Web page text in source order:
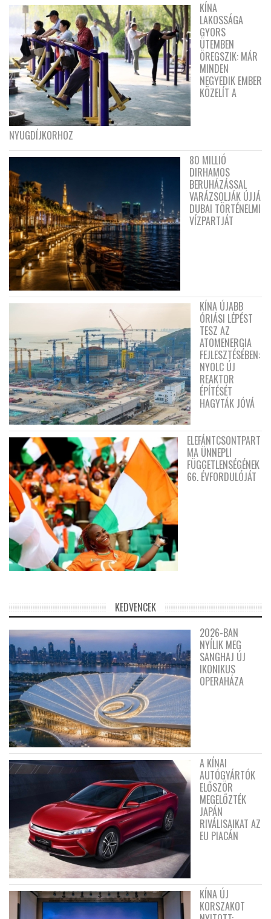
KÍNA
LAKOSSÁGA
GYORS
ÜTEMBEN
ÖREGSZIK: MÁR
MINDEN
NEGYEDIK EMBER
KÖZELÍT A
NYUGDÍJKORHOZ
80 MILLIÓ
DIRHAMOS
BERUHÁZÁSSAL
VARÁZSOLJÁK ÚJJÁ
DUBAI TÖRTÉNELMI
VÍZPARTJÁT
KÍNA ÚJABB
ÓRIÁSI LÉPÉST
TESZ AZ
ATOMENERGIA
FEJLESZTÉSÉBEN:
NYOLC ÚJ
REAKTOR
ÉPÍTÉSÉT
HAGYTÁK JÓVÁ
ELEFÁNTCSONTPART
MA ÜNNEPLI
FÜGGETLENSÉGÉNEK
66. ÉVFORDULÓJÁT
KEDVENCEK
2026-BAN
NYÍLIK MEG
SANGHAJ ÚJ
IKONIKUS
OPERAHÁZA
A KÍNAI
AUTÓGYÁRTÓK
ELŐSZÖR
MEGELŐZTÉK
JAPÁN
RIVÁLISAIKAT AZ
EU PIACÁN
KÍNA ÚJ
KORSZAKOT